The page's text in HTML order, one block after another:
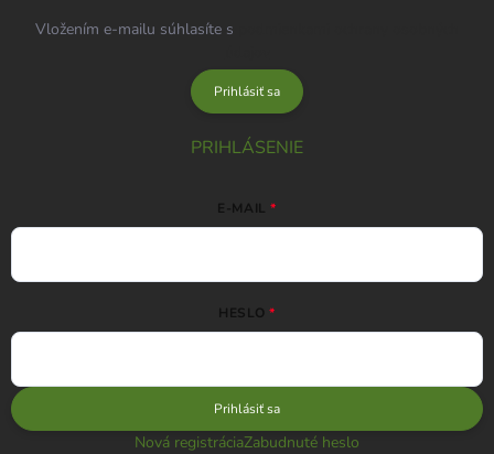
Vložením e-mailu súhlasíte s
Prihlásiť sa
PRIHLÁSENIE
E-MAIL
HESLO
Prihlásiť sa
Nová registráciaZabudnuté heslo